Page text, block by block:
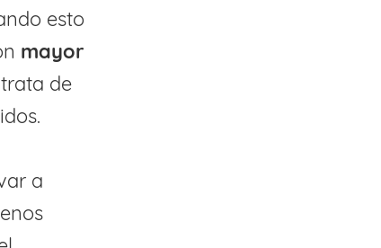
esto
mayor
de
a